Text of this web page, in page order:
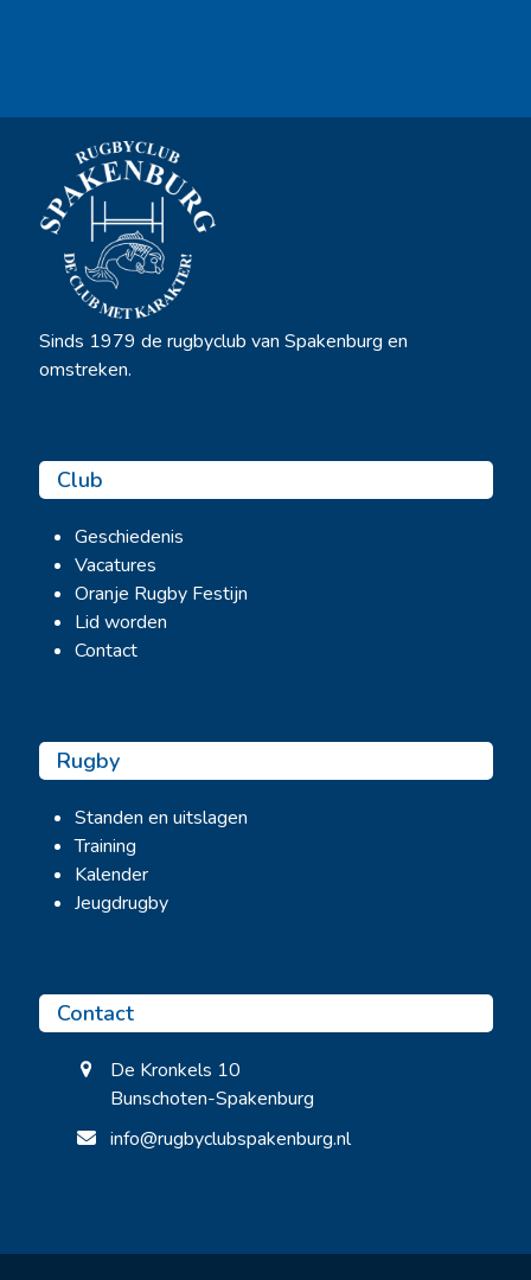
Sinds 1979 de rugbyclub van Spakenburg en
omstreken.
Club
Geschiedenis
Vacatures
Oranje Rugby Festijn
Lid worden
Contact
Rugby
Standen en uitslagen
Training
Kalender
Jeugdrugby
Contact
De Kronkels 10
Bunschoten-Spakenburg
info@rugbyclubspakenburg.nl